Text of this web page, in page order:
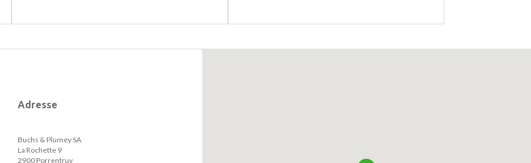
Adresse
Buchs & Plumey SA
La Rochette 9
2900 Porrentruy